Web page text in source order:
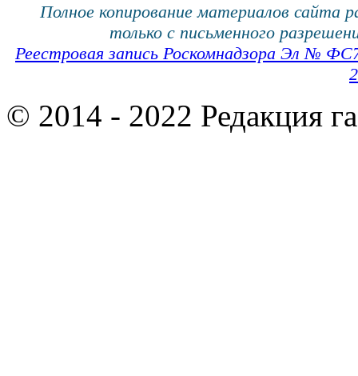
Полное копирование материалов сайта
только с письменного
Реестровая запись Роскомнадзора Эл №
© 2014 - 2022 Редакция